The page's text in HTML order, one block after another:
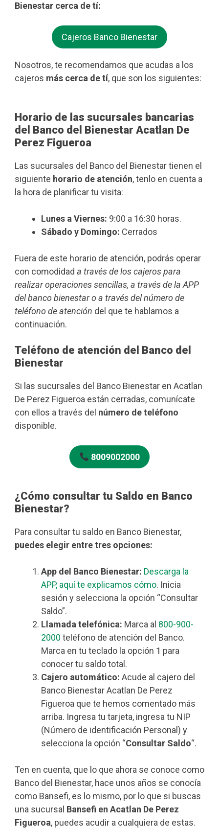
Bienestar cerca de tí:
Cajeros Banco Bienestar
Nosotros, te recomendamos que acudas a los
cajeros más cerca de tí, que son los siguientes:
Horario de las sucursales bancarias
del Banco del Bienestar Acatlan De
Perez Figueroa
Las sucursales del Banco del Bienestar tienen el
siguiente horario de atención, tenlo en cuenta a
la hora de planificar tu visita:
Lunes a Viernes: 9:00 a 16:30 horas.
Sábado y Domingo: Cerrados
Fuera de este horario de atención, podrás operar
con comodidad a través de los cajeros para
realizar operaciones sencillas, a través de la APP
del banco bienestar o a través del número de
teléfono de atención del que te hablamos a
continuación.
Teléfono de atención del Banco del
Bienestar
Si las sucursales del Banco Bienestar en Acatlan
De Perez Figueroa están cerradas, comunícate
con ellos a través del número de teléfono
disponible.
8009002000
¿Cómo consultar tu Saldo en Banco
Bienestar?
Para consultar tu saldo en Banco Bienestar,
puedes elegir entre tres opciones:
App del Banco Bienestar: Descarga la
APP, aquí te explicamos cómo. Inicia
sesión y selecciona la opción “Consultar
Saldo”.
Llamada telefónica: Marca al 800-900-
2000 teléfono de atención del Banco.
Marca en tu teclado la opción 1 para
conocer tu saldo total.
Cajero automático: Acude al cajero del
Banco Bienestar Acatlan De Perez
Figueroa que te hemos comentado más
arriba. Ingresa tu tarjeta, ingresa tu NIP
(Número de identificación Personal) y
selecciona la opción “Consultar Saldo“.
Ten en cuenta, que lo que ahora se conoce como
Banco del Bienestar, hace unos años se conocía
como Bansefi, es lo mismo, por lo que si buscas
una sucursal Bansefi en Acatlan De Perez
Figueroa, puedes acudir a cualquiera de estas.